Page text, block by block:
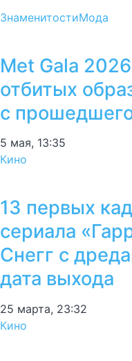
ЗнаменитостиМода
Met Gala
отбитых
с
5 мая, 13:35
Кино
13 первых
сериала
Снегг с
дата выхода
25 марта, 23:32
Кино